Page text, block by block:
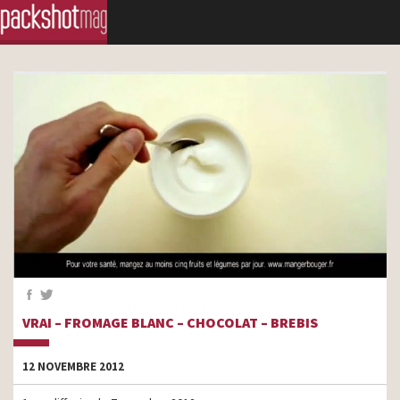
VRAI – FROMAGE BLANC – CHOCOLAT – BREBIS
12 NOVEMBRE 2012